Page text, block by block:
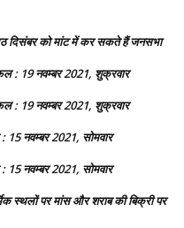
दिसंबर को मांट में कर सकते हैं जनसभा
: 19 नवम्बर 2021, शुक्रवार
: 19 नवम्बर 2021, शुक्रवार
नवम्बर 2021, सोमवार
नवम्बर 2021, सोमवार
स्थलों पर मांस और शराब की बिक्री पर